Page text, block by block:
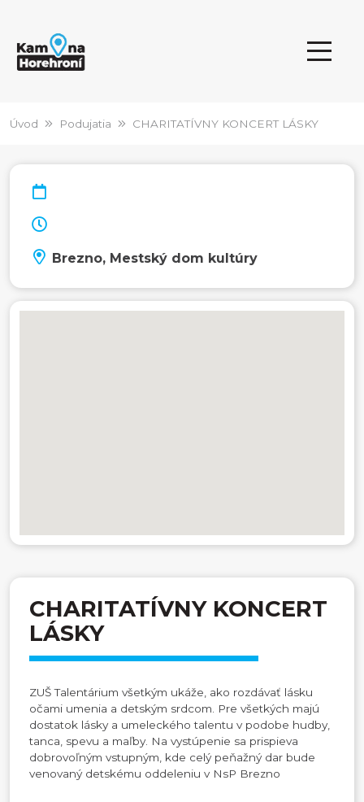
Úvod Podujatia CHARITATÍVNY KONCERT LÁSKY
Brezno, Mestský dom kultúry
CHARITATÍVNY KONCERT
LÁSKY
ZUŠ Talentárium všetkým ukáže, ako rozdávať lásku
očami umenia a detským srdcom. Pre všetkých majú
dostatok lásky a umeleckého talentu v podobe hudby,
tanca, spevu a maľby. Na vystúpenie sa prispieva
dobrovoľným vstupným, kde celý peňažný dar bude
venovaný detskému oddeleniu v NsP Brezno